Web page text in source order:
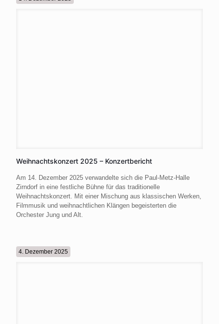
Weihnachtskonzert 2025 – Konzertbericht
Am 14. Dezember 2025 verwandelte sich die Paul-Metz-Halle
Zirndorf in eine festliche Bühne für das traditionelle
Weihnachtskonzert. Mit einer Mischung aus klassischen Werken,
Filmmusik und weihnachtlichen Klängen begeisterten die
Orchester Jung und Alt.
4. Dezember 2025